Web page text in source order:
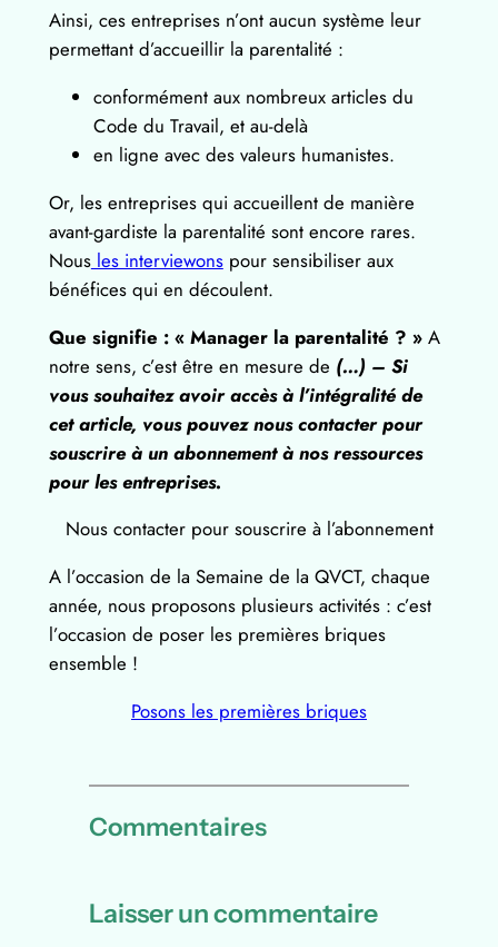
Ainsi, ces entreprises n’ont aucun système leur
permettant d’accueillir la parentalité :
conformément aux nombreux articles du
Code du Travail, et au-delà
en ligne avec des valeurs humanistes.
Or, les entreprises qui accueillent de manière
avant-gardiste la parentalité sont encore rares.
Nousles interviewonspour sensibiliser aux
bénéfices qui en découlent.
Que signifie : « Manager la parentalité ? »A
notre sens, c’est être en mesure de (…) – Si
vous souhaitez avoir accès à l’intégralité de
cet article, vous pouvez nous contacter pour
souscrire à un abonnement à nos ressources
pour les entreprises.
Nous contacter pour souscrire à l’abonnement
A l’occasion de la Semaine de la QVCT, chaque
année, nous proposons plusieurs activités : c’est
l’occasion de poser les premières briques
ensemble !
Posons les premières briques
Commentaires
Laisser un commentaire